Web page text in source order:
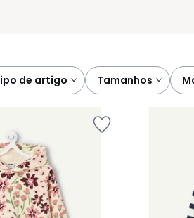
tipo de artigo tamanhos